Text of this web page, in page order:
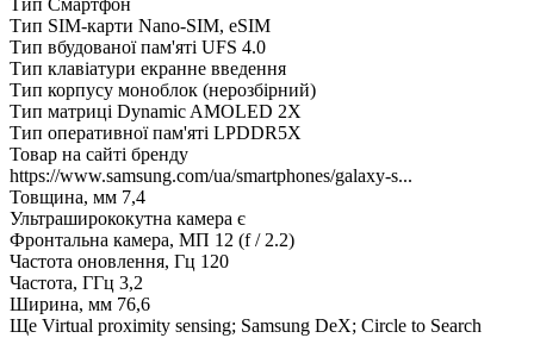
Тип Смартфон
Тип SIM-карти Nano-SIM, eSIM
Тип вбудованої пам'яті UFS 4.0
Тип клавіатури екранне введення
Тип корпусу моноблок (нерозбірний)
Тип матриці Dynamic AMOLED 2X
Тип оперативної пам'яті LPDDR5X
Товар на сайті бренду
https://www.samsung.com/ua/smartphones/galaxy-s...
Товщина, мм 7,4
Ультраширококутна камера є
Фронтальна камера, МП 12 (f / 2.2)
Частота оновлення, Гц 120
Частота, ГГц 3,2
Ширина, мм 76,6
Ще Virtual proximity sensing; Samsung DeX; Circle to Search